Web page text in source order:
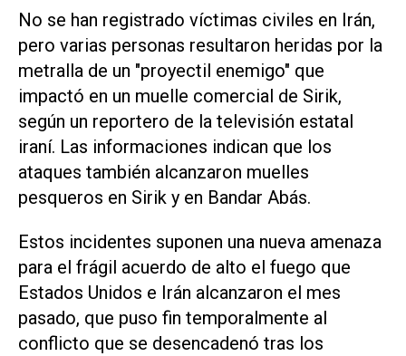
No se han registrado víctimas civiles en Irán,
pero varias personas resultaron heridas por la
metralla de un "proyectil enemigo" que
impactó en un muelle comercial de Sirik,
según un reportero de la televisión estatal
iraní. Las informaciones indican que los
ataques también alcanzaron muelles
pesqueros en Sirik y en Bandar Abás.
Estos incidentes suponen una nueva amenaza
para el frágil acuerdo de alto el fuego que
Estados Unidos e Irán alcanzaron el mes
pasado, que puso fin temporalmente al
conflicto que se desencadenó tras ‌los